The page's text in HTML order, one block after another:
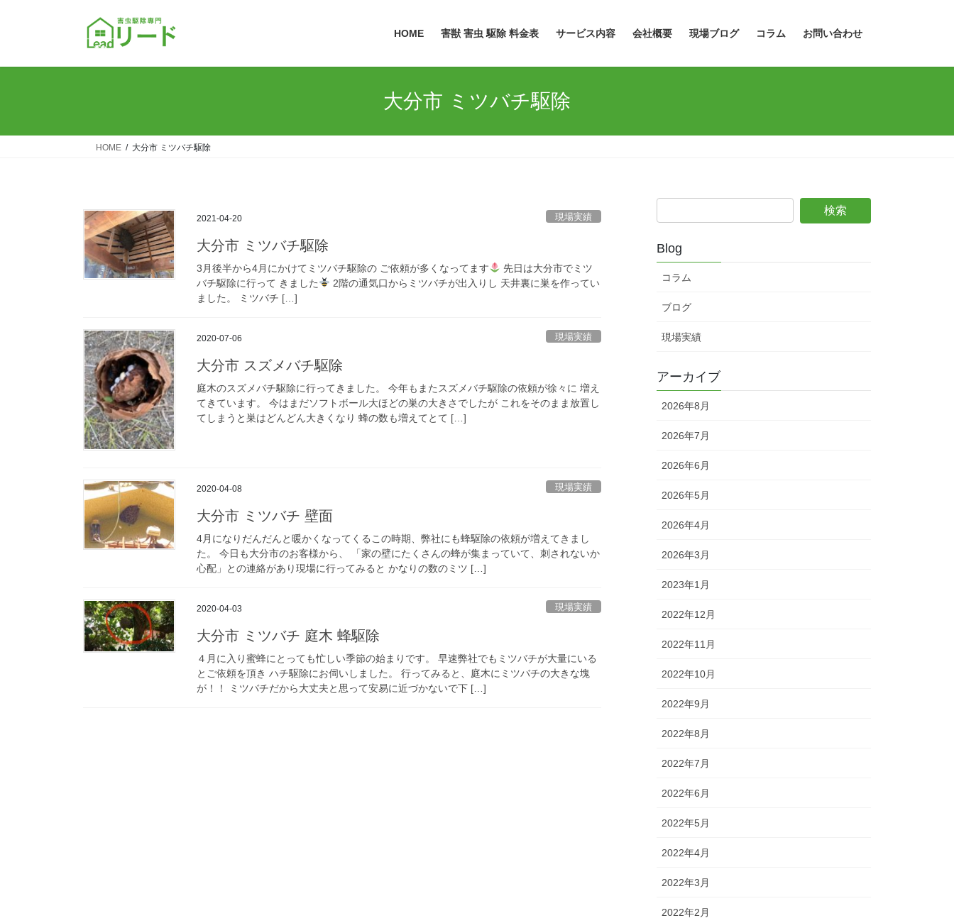
HOME 害獣 害虫 駆除 料金表 サービス内容 会社概要 現場ブログ コラム お問い合わせ
大分市 ミツバチ駆除
HOME 大分市 ミツバチ駆除
2021-04-20 現場実績
大分市 ミツバチ駆除
3月後半から4月にかけてミツバチ駆除の ご依頼が多くなってます
先日は大分市でミツ
バチ駆除に行って きました
2階の通気口からミツバチが出入りし 天井裏に巣を作ってい
ました。 ミツバチ […]
2020-07-06 現場実績
大分市 スズメバチ駆除
庭木のスズメバチ駆除に行ってきました。 今年もまたスズメバチ駆除の依頼が徐々に 増え
てきています。 今はまだソフトボール大ほどの巣の大きさでしたが これをそのまま放置し
てしまうと巣はどんどん大きくなり 蜂の数も増えてとて […]
2020-04-08 現場実績
大分市 ミツバチ 壁面
4月になりだんだんと暖かくなってくるこの時期、弊社にも蜂駆除の依頼が増えてきまし
た。 今日も大分市のお客様から、 「家の壁にたくさんの蜂が集まっていて、刺されないか
心配」との連絡があり現場に行ってみると かなりの数のミツ […]
2020-04-03 現場実績
大分市 ミツバチ 庭木 蜂駆除
４月に入り蜜蜂にとっても忙しい季節の始まりです。 早速弊社でもミツバチが大量にいる
とご依頼を頂き ハチ駆除にお伺いしました。 行ってみると、庭木にミツバチの大きな塊
が！！ ミツバチだから大丈夫と思って安易に近づかないで下 […]
Blog
コラム
ブログ
現場実績
アーカイブ
2026年8月
2026年7月
2026年6月
2026年5月
2026年4月
2026年3月
2023年1月
2022年12月
2022年11月
2022年10月
2022年9月
2022年8月
2022年7月
2022年6月
2022年5月
2022年4月
2022年3月
2022年2月